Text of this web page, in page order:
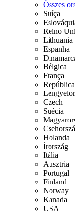
Összes
Suíça
Reino
Lithuania
Espanha
Bélgica
França
Czech
Suécia
Holanda
Írország
Itália
Ausztria
Portugal
Finland
Norway
Kanada
USA